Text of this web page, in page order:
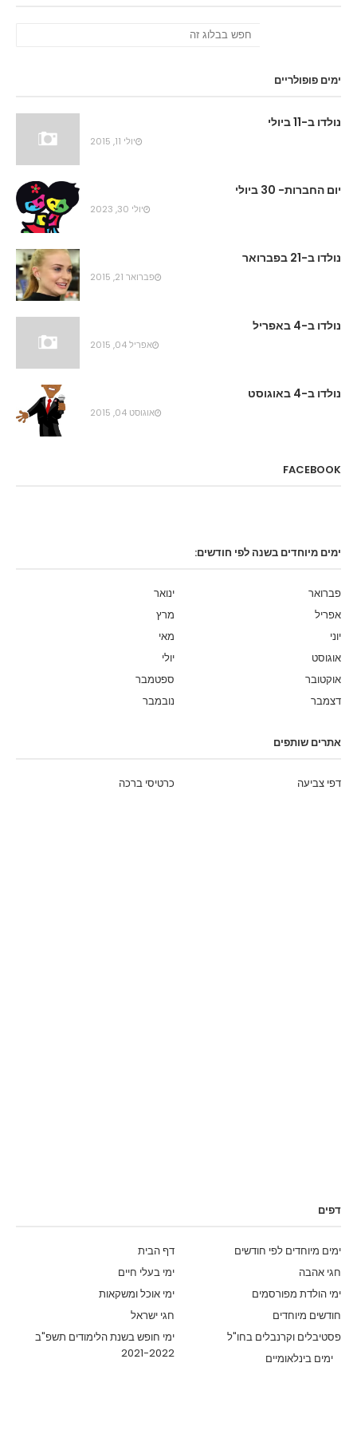
ימים פופולריים
נולדו ב-11 ביולי
יולי 11, 2015
יום החברות- 30 ביולי
יולי 30, 2023
נולדו ב-21 בפברואר
פברואר 21, 2015
נולדו ב-4 באפריל
אפריל 04, 2015
נולדו ב-4 באוגוסט
אוגוסט 04, 2015
FACEBOOK
ימים מיוחדים בשנה לפי חודשים:
ינואר
פברואר
מרץ
אפריל
מאי
יוני
יולי
אוגוסט
ספטמבר
אוקטובר
נובמבר
דצמבר
אתרים שותפים
כרטיסי ברכה דפי צביעה
דפים
דף הבית
ימים מיוחדים לפי חודשים
ימי בעלי חיים
חגי אהבה
ימי אוכל ומשקאות
ימי הולדת מפורסמים
חגי ישראל
חודשים מיוחדים
ימי חופש בשנת הלימודים תשפ"ב
2021-2022
פסטיבלים וקרנבלים בחו"ל
ימים בינלאומיים